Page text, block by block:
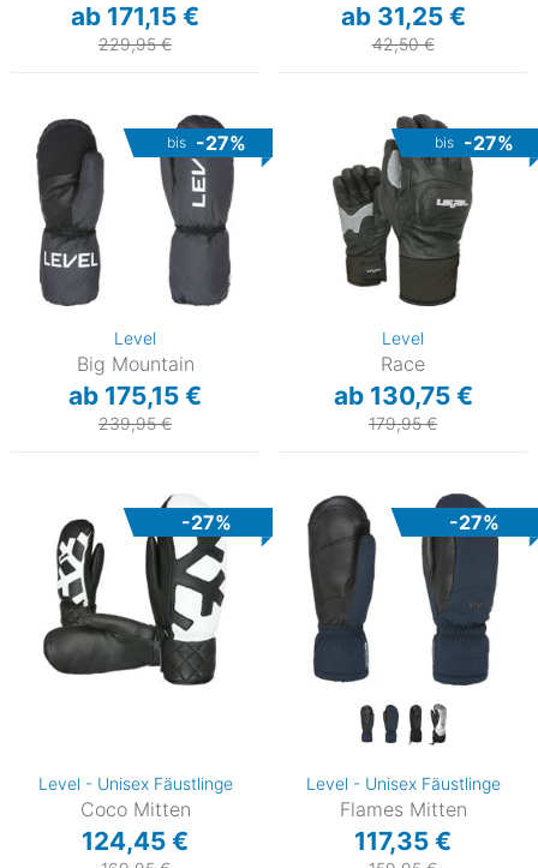
ab 171,15 €
229,95 €
ab 31,25 €
42,50 €
bis -27%
Level
Big Mountain
ab 175,15 €
239,95 €
bis -27%
Level
Race
ab 130,75 €
179,95 €
-27%
Level - Unisex Fäustlinge
Coco Mitten
124,45 €
-27%
Level - Unisex Fäustlinge
Flames Mitten
117,35 €